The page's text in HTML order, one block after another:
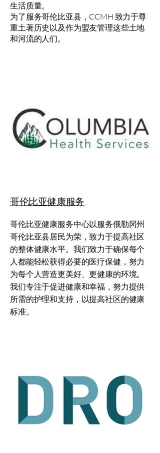
生活质量。
为了服务哥伦比亚县，CCMH 致力于尊
重土著历史以及作为盟友管理这些土地
和河流的人们。
哥伦比亚健康服务
哥伦比亚健康服务中心以服务俄勒冈州
哥伦比亚县居民为荣，致力于提高社区
的整体健康水平。我们致力于确保每个
人都能轻松获得必要的医疗保健，努力
为每个人营造更美好、更健康的环境。
我们专注于促进健康和幸福，努力提供
所需的护理和支持，以提高社区的健康
标准。